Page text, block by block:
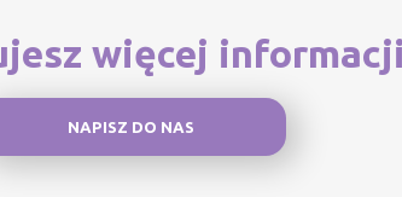
więcej
NAPISZ DO NAS